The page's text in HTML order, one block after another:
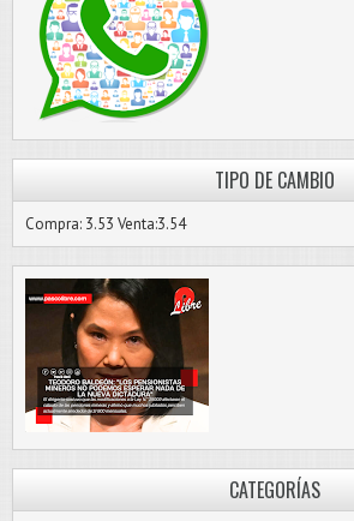
TIPO DE CAMBIO
Compra: 3.53 Venta:3.54
CATEGORÍAS